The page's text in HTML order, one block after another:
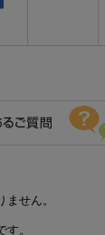
せん。
す。